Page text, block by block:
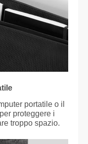
portatile o il
proteggere i
troppo spazio.